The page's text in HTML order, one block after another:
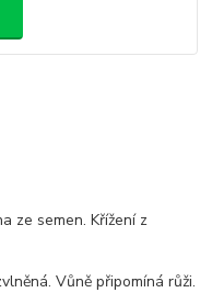
ze semen. Křížení z
Vůně připomíná růži.